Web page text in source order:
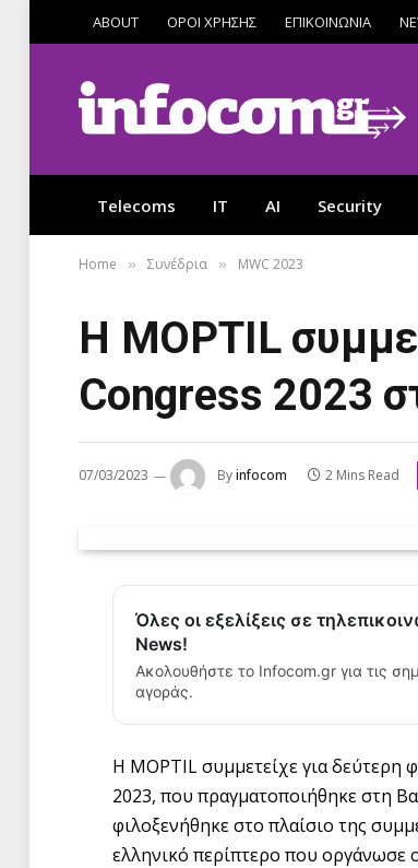
ABOUT ΟΡΟΙ ΧΡΗΣΗΣ ΕΠΙΚΟΙΝΩΝΙΑ
Telecoms IT AI Security
Home » Συνέδρια » MWC 2023
Η MOPTIL
Congress 2023
07/03/2023 Byinfocom 2 Mins Read
Όλες οι εξελίξεις σε
News!
Ακολουθήστε το Infocom.gr για τις
αγοράς.
Η MOPTIL συμμετείχε για δεύτερη
2023, που πραγματοποιήθηκε στη
φιλοξενήθηκε στο πλαίσιο της
ελληνικό περίπτερο που